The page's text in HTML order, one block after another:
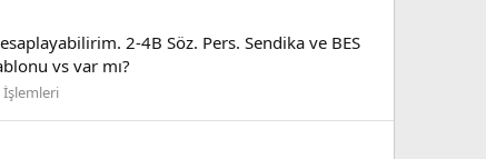
2-4B Söz. Pers. Sendika ve BES
vs var mı?
İşlemleri